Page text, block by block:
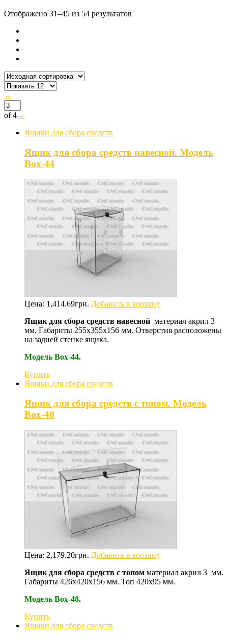
Отображено 31–45 из 54 результатов
←
of 4→
Ящики для сбора средств
Ящик для сбора средств навесной. Модель
Box-44
Цена: 1,414.69грн. Добавить в корзину
Ящик для сбора средств навесной материал акрил 3
мм. Габариты 255х355х156 мм. Отверстия расположены
на задней стенке ящика.
Модель Box-44.
Купить
Ящики для сбора средств
Ящик для сбора средств с топом. Модель
Box-48
Цена: 2,179.20грн. Добавить в корзину
Ящик для сбора средств с топом материал акрил 3 мм.
Габариты 426х420х156 мм. Топ 420х95 мм.
Модель Box-48.
Купить
Ящики для сбора средств